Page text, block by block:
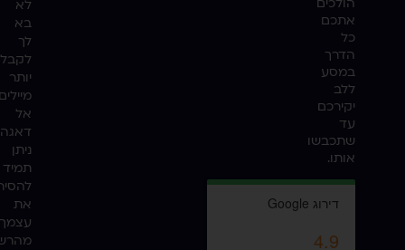
אתכם
כל
הדרך
במסע
ללב
יקירכם
עד
שתכבשו
אותו.
לא
בא
לך
לקבל
יותר
אל
ניתן
תמיד
את